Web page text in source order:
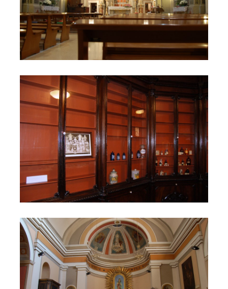
Interno della Raccolta
Interno di Santa Maria della Porta